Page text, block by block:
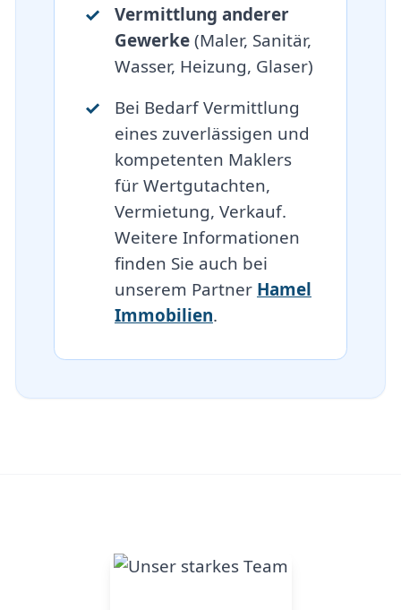
Vermittlung anderer
Gewerke(Maler, Sanitär,
Wasser, Heizung, Glaser)
Bei Bedarf Vermittlung
eines zuverlässigen und
kompetenten Maklers
für Wertgutachten,
Vermietung, Verkauf.
Weitere Informationen
finden Sie auch bei
unserem Partner Hamel
Immobilien.